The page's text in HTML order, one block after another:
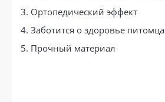
3. Ортопедический эффект
4. Заботится о здоровье питомца
5. Прочный материал